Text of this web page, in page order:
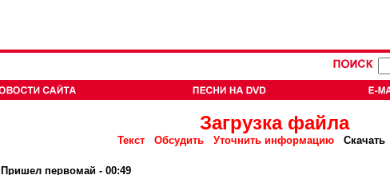
Загрузка файла
Текст Обсудить Уточнить информацию Скачать
Пришел первомай - 00:49